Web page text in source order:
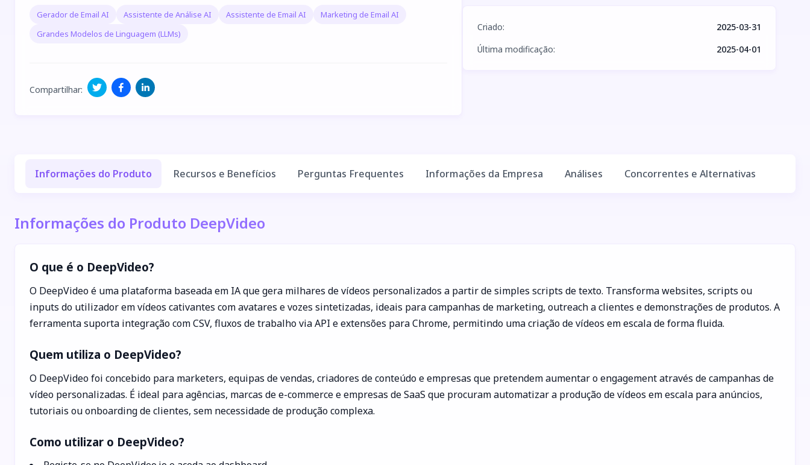
Gerador de Email AI Assistente de Análise AI Assistente de Email AI
Marketing de Email AI
Grandes Modelos de Linguagem (LLMs)
Compartilhar:
Criado:
2025-03-31
Última modificação: 2025-04-01
Informações do Produto Recursos e Benefícios Perguntas Frequentes Informações da Empresa Análises Concorrentes e Alternativas
Informações do Produto DeepVideo
O que é o DeepVideo?
O DeepVideo é uma plataforma baseada em IA que gera milhares de vídeos personalizados a partir de simples scripts de texto. Transforma websites, scripts ou
inputs do utilizador em vídeos cativantes com avatares e vozes sintetizadas, ideais para campanhas de marketing, outreach a clientes e demonstrações de produtos. A
ferramenta suporta integração com CSV, fluxos de trabalho via API e extensões para Chrome, permitindo uma criação de vídeos em escala de forma fluida.
Quem utiliza o DeepVideo?
O DeepVideo foi concebido para marketers, equipas de vendas, criadores de conteúdo e empresas que pretendem aumentar o engagement através de campanhas de
vídeo personalizadas. É ideal para agências, marcas de e-commerce e empresas de SaaS que procuram automatizar a produção de vídeos em escala para anúncios,
tutoriais ou onboarding de clientes, sem necessidade de produção complexa.
Como utilizar o DeepVideo?